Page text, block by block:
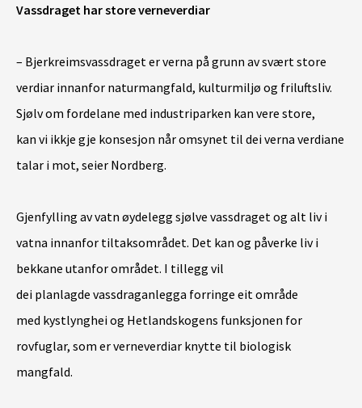
Vassdraget har store verneverdiar
– Bjerkreimsvassdraget er verna på grunn av svært store
verdiar innanfor naturmangfald, kulturmiljø og friluftsliv.
Sjølv om fordelane med industriparken kan vere store,
kan vi ikkje gje konsesjon når omsynet til dei verna verdiane
talar i mot, seier Nordberg.
Gjenfylling av vatn øydelegg sjølve vassdraget og alt liv i
vatna innanfor tiltaksområdet. Det kan og påverke liv i
bekkane utanfor området. I tillegg vil
dei planlagde vassdraganlegga forringe eit område
med kystlynghei og Hetlandskogens funksjonen for
rovfuglar, som er verneverdiar knytte til biologisk
mangfald.